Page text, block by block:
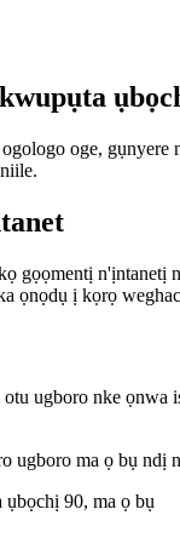
oge,
gọọmentị n'ịntanetị
ọnọdụ ị kọrọ
ugboro nke
ma ọ bụ ndị
ụbọchị 90, ma ọ bụ